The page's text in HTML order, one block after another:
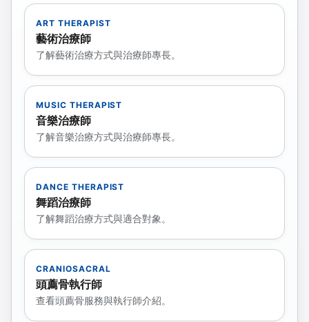
ART THERAPIST
藝術治療師
了解藝術治療方式與治療師專長。
MUSIC THERAPIST
音樂治療師
了解音樂治療方式與治療師專長。
DANCE THERAPIST
舞蹈治療師
了解舞蹈治療方式與適合對象。
CRANIOSACRAL
頭薦骨執行師
查看頭薦骨服務與執行師介紹。